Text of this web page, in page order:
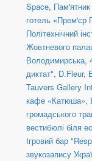
Space,
готель «Прем'єр
Політехнічний
Жовтневого
Володимирська,
диктат", D.Fleur,
Tauvers Gallery
кафе «Катюша»,
громадського
вестибюлі біля
Ігровий бар
звукозапису